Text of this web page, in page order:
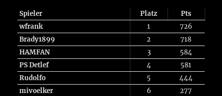
Spieler Platz
Pts
wfrank
1
726
Brady1899
2
718
HAMFAN
3
584
PS Detlef
4
581
Rudolfo
5
444
mivoelker
6
277